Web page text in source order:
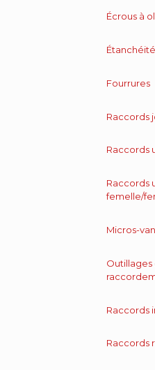
Écrous à
Fourrures
Raccords
Raccords
Raccords
femelle/
Micros-
Raccords
Raccords